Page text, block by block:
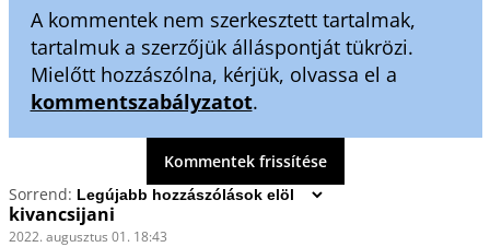
A kommentek nem szerkesztett tartalmak,
tartalmuk a szerzőjük álláspontját tükrözi.
Mielőtt hozzászólna, kérjük, olvassa el a
kommentszabályzatot.
Kommentek frissítése
Sorrend:
kivancsijani
2022. augusztus 01. 18:43